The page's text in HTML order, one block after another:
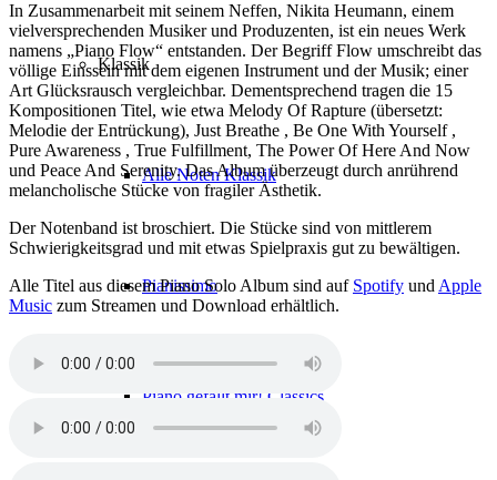
Klassik
Alle Noten Klassik
Pianissimo
Piano gefällt mir! Classics
In Zusammenarbeit mit seinem Neffen, Nikita Heumann, einem
vielversprechenden Musiker und Produzenten, ist ein neues Werk
namens „Piano Flow“ entstanden. Der Begriff Flow umschreibt das
völlige Einssein mit dem eigenen Instrument und der Musik; einer
Art Glücksrausch vergleichbar. Dementsprechend tragen die 15
Kompositionen Titel, wie etwa Melody Of Rapture (übersetzt:
Melodie der Entrückung), Just Breathe , Be One With Yourself ,
Pure Awareness , True Fulfillment, The Power Of Here And Now
und Peace And Serenity. Das Album überzeugt durch anrührend
melancholische Stücke von fragiler Ästhetik.
Der Notenband ist broschiert. Die Stücke sind von mittlerem
Schwierigkeitsgrad und mit etwas Spielpraxis gut zu bewältigen.
Alle Titel aus diesem Piano Solo Album sind auf Spotify undApple
Music zum Streamen und Download erhältlich.